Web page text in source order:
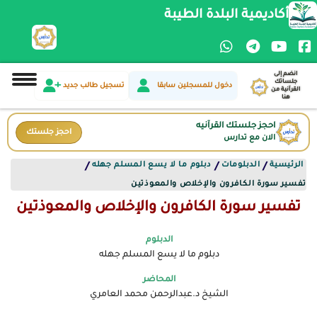
أكاديمية البلدة الطيبة
دخول للمسجلين سابقا تسجيل طالب جديد
انضم إلى
جلساتك
القرآنية من
هنا
احجز جلستك القرآنيه
الان مع تدارس
احجز جلستك
الرئيسية / الدبلومات / دبلوم ما لا يسع المسلم جهله /
تفسير سورة الكافرون والإخلاص والمعوذتين
تفسير سورة الكافرون والإخلاص والمعوذتين
الدبلوم
دبلوم ما لا يسع المسلم جهله
المحاضر
الشيخ د.عبدالرحمن محمد العامري